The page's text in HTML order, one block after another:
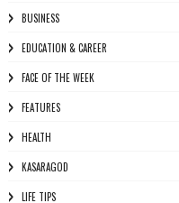
BUSINESS
EDUCATION & CAREER
FACE OF THE WEEK
FEATURES
HEALTH
KASARAGOD
LIFE TIPS